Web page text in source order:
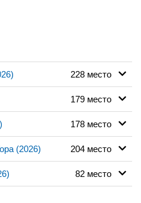
228 место
179 место
178 место
(2026) 204 место
82 место